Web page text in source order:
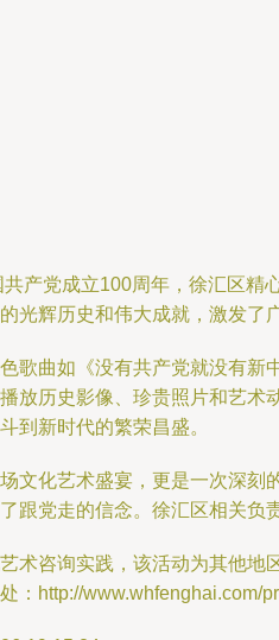
产党成立100周年，徐汇区精
光辉历史和伟大成就，激发了
歌曲如《没有共产党就没有
放历史影像、珍贵照片和艺
到新时代的繁荣昌盛。
文化艺术盛宴，更是一次深
跟党走的信念。徐汇区相关负
术咨询实践，该活动为其他地
：http://www.whfenghai.com/